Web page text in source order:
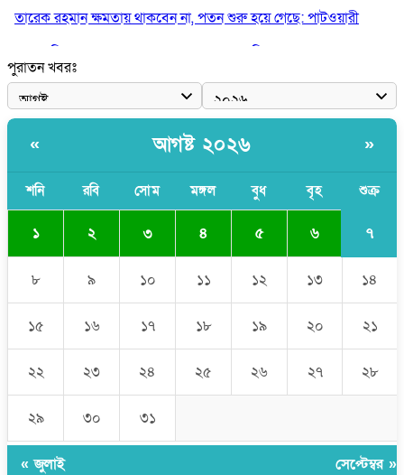
তারেক রহমান ক্ষমতায় থাকবেন না, পতন শুরু হয়ে গেছে: পাটওয়ারী
শেখ হাসিনাকে আর রাখতে চাচ্ছে না ভারত: আসিফ মাহমুদ
জুলাই কোনো শ্রেণি বা গোষ্ঠীর নয়, এটি সর্বস্তরের মানুষের: ড. ইউনূস
আলিয়া মাদ্রাসায় ছাত্রদল-শিবির সংঘর্ষ, হাতে পাইপ মাথায় হেলমেট পড়ে
মাঠে যুবদল নেতা নয়ন
পুরাতন খবরঃ
« আগষ্ট ২০২৬ »
শনি রবি সোম মঙ্গল বুধ বৃহ শুক্র
১ ২ ৩ ৪ ৫ ৬ ৭
৮ ৯ ১০ ১১ ১২ ১৩ ১৪
১৫ ১৬ ১৭ ১৮ ১৯ ২০ ২১
২২ ২৩ ২৪ ২৫ ২৬ ২৭ ২৮
২৯ ৩০ ৩১
« জুলাই সেপ্টেম্বর »